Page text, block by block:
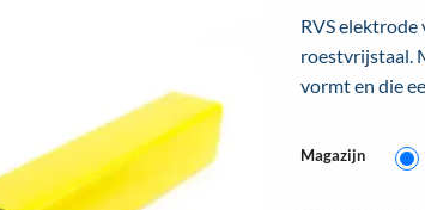
RVS
roestvrijstaal.
vormt en die
Magazijn